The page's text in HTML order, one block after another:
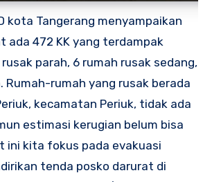
kota Tangerang menyampaikan
ada 472 KK yang terdampak
rusak parah, 6 rumah rusak sedang,
Rumah-rumah yang rusak berada
kecamatan Periuk, tidak ada
estimasi kerugian belum bisa
ini kita fokus pada evakuasi
tenda posko darurat di